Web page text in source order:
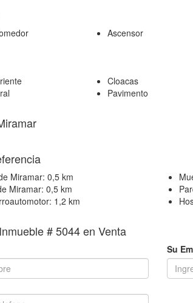
Ascensor
Cloacas
Pavimento
Miramar: 0,5 km
Miramar: 0,5 km
1,2 km
# 5044 en Venta
Su